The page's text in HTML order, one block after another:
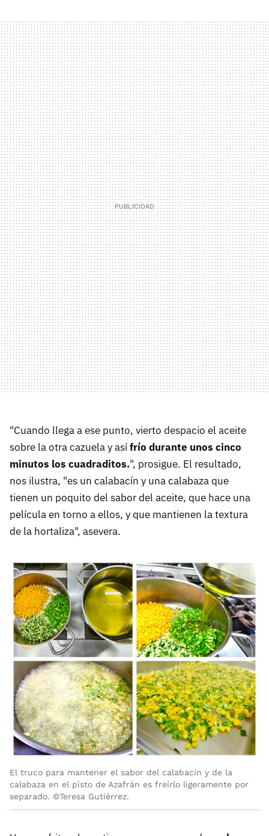
"Cuando llega a ese punto, vierto despacio el aceite
sobre la otra cazuela y asífrío durante unos cinco
minutos los cuadraditos.", prosigue. El resultado,
nos ilustra, "es un calabacín y una calabaza que
tienen un poquito del sabor del aceite, que hace una
película en torno a ellos, y que mantienen la textura
de la hortaliza", asevera.
El truco para mantener el sabor del calabacín y de la
calabaza en el pisto de Azafrán es freírlo ligeramente por
separado. ©Teresa Gutiérrez.